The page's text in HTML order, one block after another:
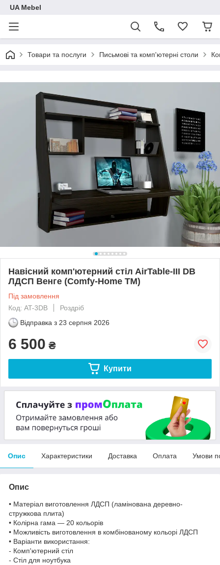
UA Mebel
Товари та послуги Письмові та комп'ютерні столи
Навісний комп'ютерний стіл AirTable-III DB
ЛДСП Венге (Comfy-Home ТМ)
Під замовлення
Код: AT-3DB
Роздріб
Відправка з 23 серпня 2026
6 500 ₴
Купити
Опис Характеристики Доставка Оплата Умови
Опис
• Матеріал виготовлення ЛДСП (ламінована деревно-
стружкова плита)
• Колірна гама — 20 кольорів
• Можливість виготовлення в комбінованому кольорі ЛДСП
• Варіанти використання:
- Комп'ютерний стіл
- Стіл для ноутбука